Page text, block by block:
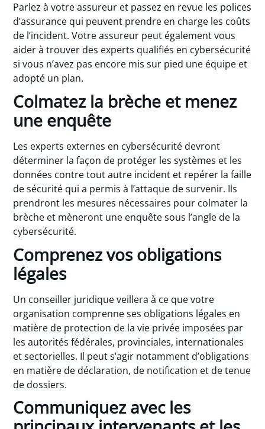
Parlez à votre assureur et passez en revue les polices
d’assurance qui peuvent prendre en charge les coûts
de l’incident. Votre assureur peut également vous
aider à trouver des experts qualifiés en cybersécurité
si vous n’avez pas encore mis sur pied une équipe et
adopté un plan.
Colmatez la brèche et menez
une enquête
Les experts externes en cybersécurité devront
déterminer la façon de protéger les systèmes et les
données contre tout autre incident et repérer la faille
de sécurité qui a permis à l’attaque de survenir. Ils
prendront les mesures nécessaires pour colmater la
brèche et mèneront une enquête sous l’angle de la
cybersécurité.
Comprenez vos obligations
légales
Un conseiller juridique veillera à ce que votre
organisation comprenne ses obligations légales en
matière de protection de la vie privée imposées par
les autorités fédérales, provinciales, internationales
et sectorielles. Il peut s’agir notamment d’obligations
en matière de déclaration, de notification et de tenue
de dossiers.
Communiquez avec les